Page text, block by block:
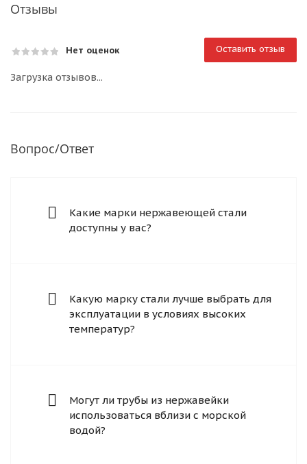
Отзывы
Нет оценок Оставить отзыв
Загрузка отзывов...
Вопрос/Ответ
Какие марки нержавеющей стали
доступны у вас?
Какую марку стали лучше выбрать для
эксплуатации в условиях высоких
температур?
Могут ли трубы из нержавейки
использоваться вблизи с морской
водой?